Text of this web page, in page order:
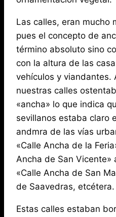
Las calles, eran mucho
pues el concepto de
término absoluto sino
con la altura de las
vehículos y viandantes.
nuestras calles
«ancha» lo que indica
sevillanos estaba claro
andmra de las vías
«Calle Ancha de la
Ancha de San Vicente»
«Calle Ancha de San
de Saavedras, etcétera.
Estas calles estaban